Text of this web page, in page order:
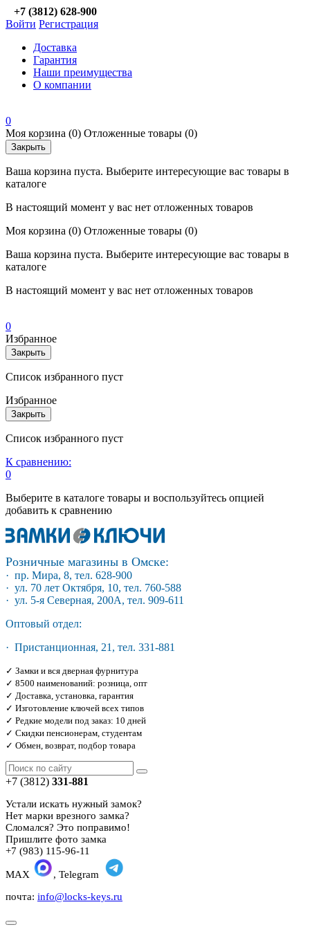
+7 (3812) 628-900
Войти Регистрация
Доставка
Гарантия
Наши преимущества
О компании
0
Моя корзина (0) Отложенные товары (0)
Закрыть
Ваша корзина пуста. Выберите интересующие вас товары в
каталоге
В настоящий момент у вас нет отложенных товаров
Моя корзина (0) Отложенные товары (0)
Ваша корзина пуста. Выберите интересующие вас товары в
каталоге
В настоящий момент у вас нет отложенных товаров
0
Избранное
Закрыть
Список избранного пуст
Избранное
Закрыть
Список избранного пуст
К сравнению:
0
Выберите в каталоге товары и воспользуйтесь опцией
добавить к сравнению
Розничные магазины в Омске:
· пр. Мира, 8, тел. 628-900
· ул. 70 лет Октября, 10, тел. 760-588
· ул. 5-я Северная, 200А, тел. 909-611
Оптовый отдел:
· Пристанционная, 21, тел. 331-881
✓ Замки и вся дверная фурнитура
✓ 8500 наименований: розница, опт
✓ Доставка, установка, гарантия
✓ Изготовление ключей всех типов
✓ Редкие модели под заказ: 10 дней
✓ Скидки пенсионерам, студентам
✓ Обмен, возврат, подбор товара
+7 (3812) 331-881
Устали искать нужный замок?
Нет марки врезного замка?
Сломался? Это поправимо!
Пришлите фото замка
+7 (983) 115-96-11
MAX
, Telegram
почта: info@locks-keys.ru